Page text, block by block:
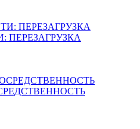
ПЕРЕЗАГРУЗКА